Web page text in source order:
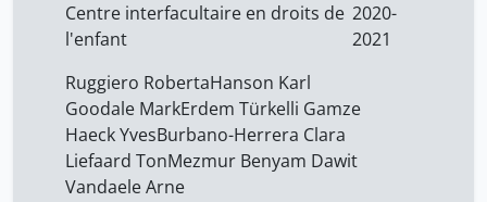
Centre interfacultaire en droits de
l'enfant
2020-
2021
Ruggiero RobertaHanson Karl
Goodale MarkErdem Türkelli Gamze
Haeck YvesBurbano-Herrera Clara
Liefaard TonMezmur Benyam Dawit
Vandaele Arne